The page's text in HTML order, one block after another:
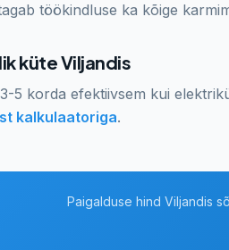
töökindluse ka kõige
küteViljandis
5 korda efektiivsem kui
kalkulaatoriga.
Paigalduse hind Viljandis